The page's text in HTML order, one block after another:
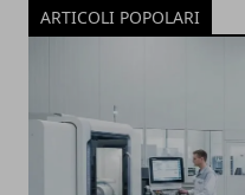
ARTICOLI POPOLARI